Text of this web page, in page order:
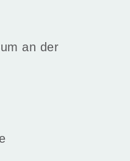
an der